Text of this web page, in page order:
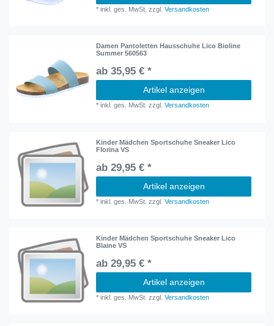
*inkl. ges. MwSt. zzgl.Versandkosten
Damen Pantoletten Hausschuhe Lico Bioline
Summer 560563
ab 35,95 € *
Artikel anzeigen
*inkl. ges. MwSt. zzgl.Versandkosten
Kinder Mädchen Sportschuhe Sneaker Lico
Florina VS
ab 29,95 € *
Artikel anzeigen
*inkl. ges. MwSt. zzgl.Versandkosten
Kinder Mädchen Sportschuhe Sneaker Lico
Blaine VS
ab 29,95 € *
Artikel anzeigen
*inkl. ges. MwSt. zzgl.Versandkosten